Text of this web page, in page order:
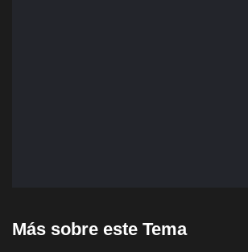
Más sobre este Tema